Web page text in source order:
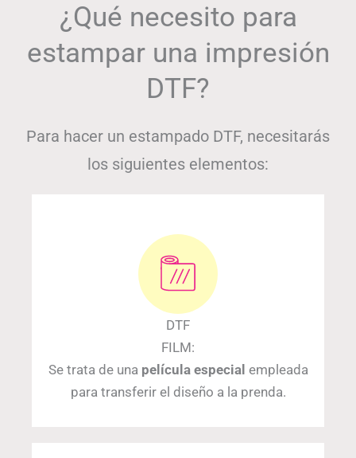
¿Qué necesito para
estampar una impresión
DTF?
Para hacer un estampado DTF, necesitarás
los siguientes elementos:
DTF
FILM:
Se trata de una película especial empleada
para transferir el diseño a la prenda.